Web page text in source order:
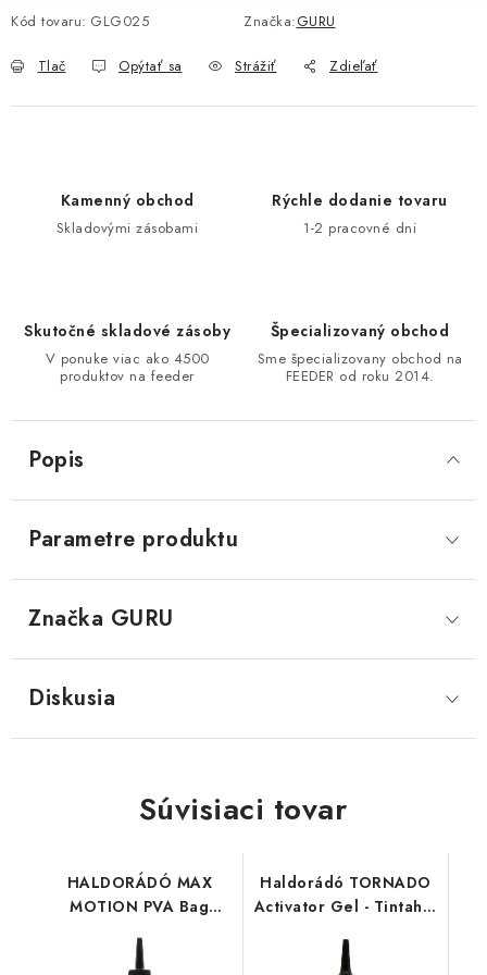
DOPRAVA
VŠEOBECNÉ NARIADENIE O BEZPEČNOSTI
PRODUKTOV (GPSR)
Doprava Navštívte našu predajňu v MARCELOVEJ »
Kód tovaru: GLG025 Značka:GURU
Tlač Opýtať sa Strážiť Zdieľať
Kamenný obchod
Skladovými zásobami
Rýchle dodanie tovaru
1-2 pracovné dni
Skutočné skladové zásoby
V ponuke viac ako 4500
produktov na feeder
Špecializovaný obchod
Sme špecializovany obchod na
FEEDER od roku 2014.
Popis
Parametre produktu
Značka GURU
Diskusia
Súvisiaci tovar
HALDORÁDÓ MAX
MOTION PVA Bag
Corn
Haldorádó TORNADO
Activator Gel - Tintahal
Broskyňa